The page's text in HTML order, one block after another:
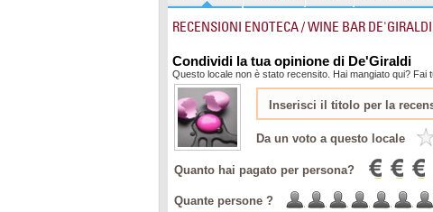
RECENSIONI ENOTECA / WINE BAR DE'GIRALDI
Condividi la tua opinione di De'Giraldi
Questo locale non è stato recensito. Hai mangiato qui? Fai
Da un voto a questo locale
Quanto hai pagato per persona?
Quante persone ?